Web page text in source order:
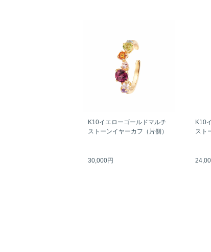
K10イエローゴールドマルチ
ストーンイヤーカフ（片側）
30,000円
K10
スト